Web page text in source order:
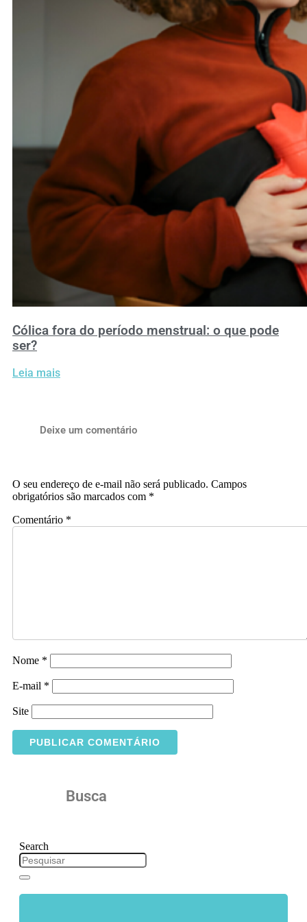
Cólica fora do período menstrual: o que pode
ser?
Leia mais
Deixe um comentário
O seu endereço de e-mail não será publicado. Campos
obrigatórios são marcados com *
Comentário *
Nome *
E-mail *
Site
Busca
Search